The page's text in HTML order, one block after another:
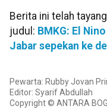
Berita ini telah
judul: BMKG: El
Jabar sepekan ke
Pewarta: Rubby Jovan
Editor: Syarif Abdullah
Copyright © ANTARA